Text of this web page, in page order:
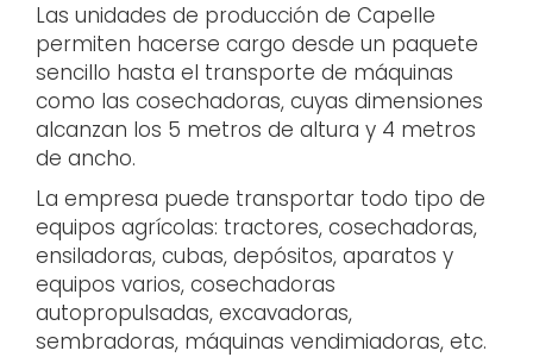
Las unidades de producción de Capelle
permiten hacerse cargo desde un paquete
sencillo hasta el transporte de máquinas
como las cosechadoras, cuyas dimensiones
alcanzan los 5 metros de altura y 4 metros
de ancho.
La empresa puede transportar todo tipo de
equipos agrícolas: tractores, cosechadoras,
ensiladoras, cubas, depósitos, aparatos y
equipos varios, cosechadoras
autopropulsadas, excavadoras,
sembradoras, máquinas vendimiadoras, etc.